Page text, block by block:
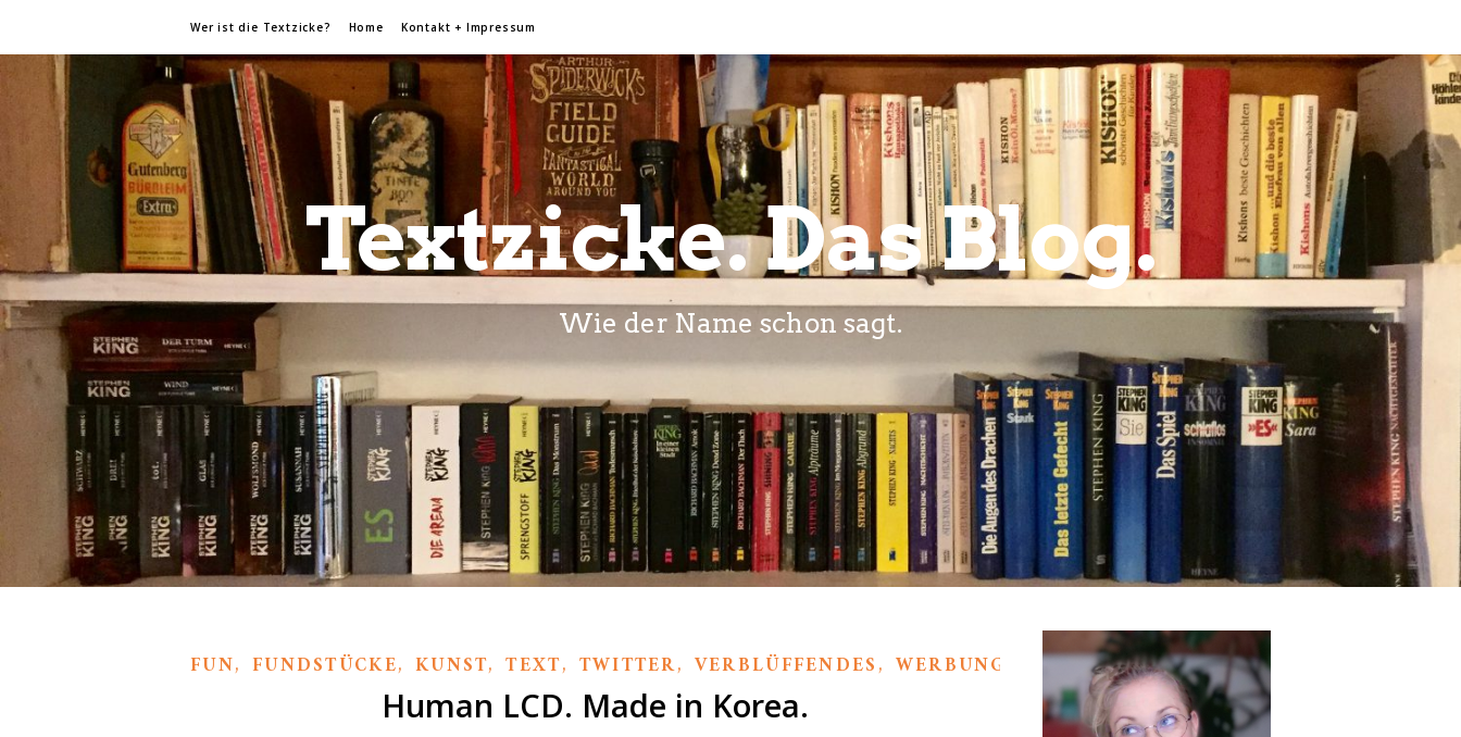
Wer ist die Textzicke? Home Kontakt + Impressum
Textzicke. Das Blog.
Wie der Name schon sagt.
FUN, FUNDSTÜCKE, KUNST,TEXT, TWITTER, VERBLÜFFENDES, WERBUNG
Human LCD. Made in Korea.